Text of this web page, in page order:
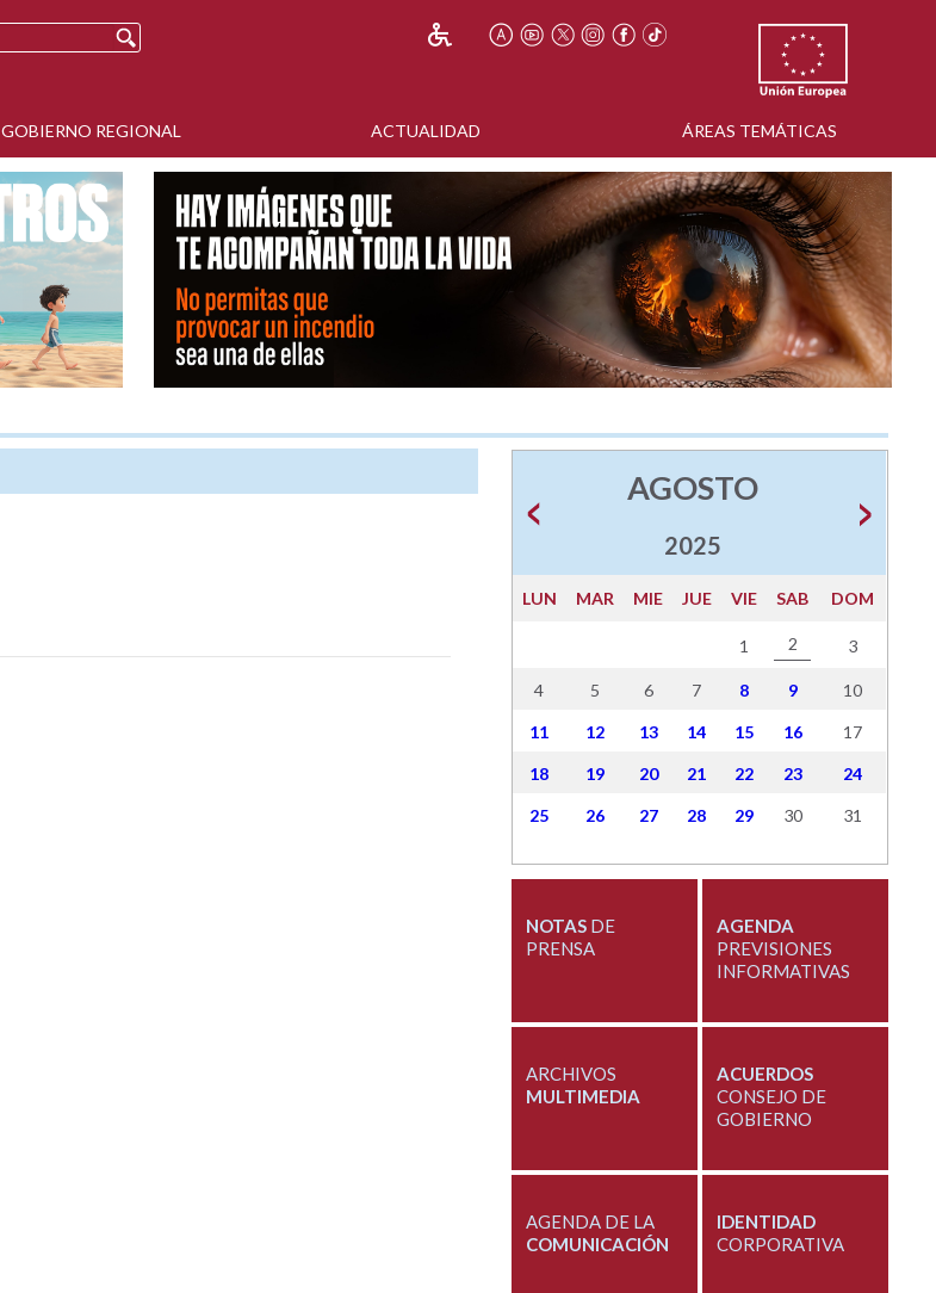
GOBIERNO REGIONAL ACTUALIDAD ÁREAS TEMÁTICAS
AGOSTO
2025
LUN MAR MIE JUE VIE SAB DOM
1 2 3
4 5 6 7 8 9 10
11 12 13 14 15 16 17
18 19 20 21 22 23 24
25 26 27 28 29 30 31
NOTASDE
PRENSA
AGENDA
PREVISIONES
INFORMATIVAS
ARCHIVOS
MULTIMEDIA
ACUERDOS
CONSEJO DE
GOBIERNO
AGENDA DE LA
COMUNICACIÓN
IDENTIDAD
CORPORATIVA